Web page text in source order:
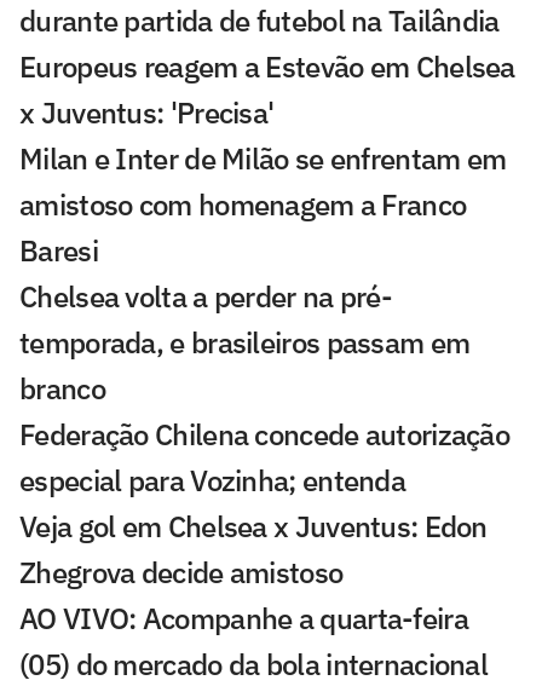
durante partida de futebol na Tailândia
Europeus reagem a Estevão em Chelsea
x Juventus: 'Precisa'
Milan e Inter de Milão se enfrentam em
amistoso com homenagem a Franco
Baresi
Chelsea volta a perder na pré-
temporada, e brasileiros passam em
branco
Federação Chilena concede autorização
especial para Vozinha; entenda
Veja gol em Chelsea x Juventus: Edon
Zhegrova decide amistoso
AO VIVO: Acompanhe a quarta-feira
(05) do mercado da bola internacional